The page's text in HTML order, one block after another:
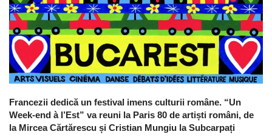
Francezii dedică un festival imens culturii române. “Un
Week-end à l’Est” va reuni la Paris 80 de artiști români, de
la Mircea Cărtărescu și Cristian Mungiu la Subcarpați